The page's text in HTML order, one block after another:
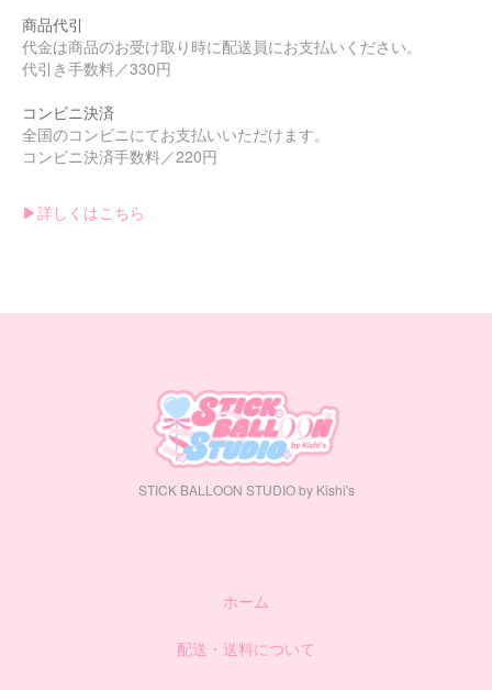
商品代引
代金は商品のお受け取り時に配送員にお支払いください。
代引き手数料／330円
コンビニ決済
全国のコンビニにてお支払いいただけます。
コンビニ決済手数料／220円
▶︎詳しくはこちら
STICK BALLOON STUDIO by Kishi's
ホーム
配送・送料について